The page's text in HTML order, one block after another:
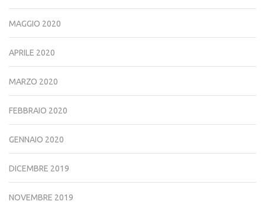
MAGGIO 2020
APRILE 2020
MARZO 2020
FEBBRAIO 2020
GENNAIO 2020
DICEMBRE 2019
NOVEMBRE 2019